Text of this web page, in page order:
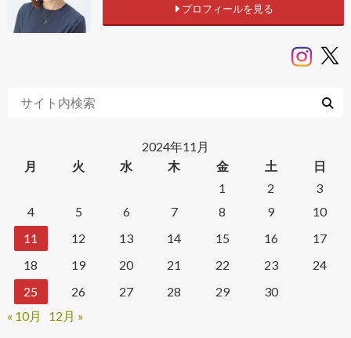
プロフィールを見る
2024年11月
月
火 水 木 金 土
日
1
2
3
4
5 6 7 8 9
10
11
12 13 14 15 16
17
18
19 20 21 22 23
24
25
26 27 28 29
30
« 10月
12月 »